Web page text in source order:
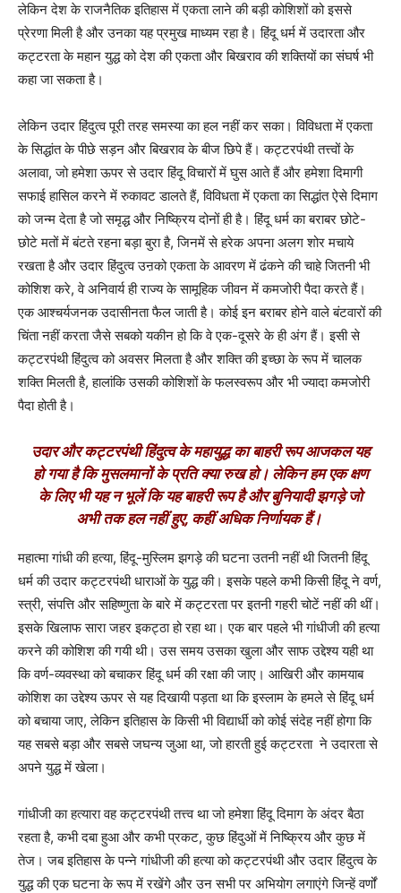
लेकिन देश के राजनैतिक इतिहास में एकता लाने की बड़ी कोशिशों को इससे
प्रेरणा मिली है और उनका यह प्रमुख माध्यम रहा है। हिंदू धर्म में उदारता और
कट्टरता के महान युद्ध को देश की एकता और बिखराव की शक्तियों का संघर्ष भी
कहा जा सकता है।
लेकिन उदार हिंदुत्व पूरी तरह समस्या का हल नहीं कर सका। विविधता में एकता
के सिद्धांत के पीछे सड़न और बिखराव के बीज छिपे हैं। कट्टरपंथी तत्त्वों के
अलावा, जो हमेशा ऊपर से उदार हिंदू विचारों में घुस आते हैं और हमेशा दिमागी
सफाई हासिल करने में रुकावट डालते हैं, विविधता में एकता का सिद्धांत ऐसे दिमाग
को जन्म देता है जो समृद्ध और निष्क्रिय दोनों ही है। हिंदू धर्म का बराबर छोटे-
छोटे मतों में बंटते रहना बड़ा बुरा है, जिनमें से हरेक अपना अलग शोर मचाये
रखता है और उदार हिंदुत्व उऩको एकता के आवरण में ढंकने की चाहे जितनी भी
कोशिश करे, वे अनिवार्य ही राज्य के सामूहिक जीवन में कमजोरी पैदा करते हैं।
एक आश्चर्यजनक उदासीनता फैल जाती है। कोई इन बराबर होने वाले बंटवारों की
चिंता नहीं करता जैसे सबको यकीन हो कि वे एक-दूसरे के ही अंग हैं। इसी से
कट्टरपंथी हिंदुत्व को अवसर मिलता है और शक्ति की इच्छा के रूप में चालक
शक्ति मिलती है, हालांकि उसकी कोशिशों के फलस्वरूप और भी ज्यादा कमजोरी
पैदा होती है।
उदार और कट्टरपंथी हिंदुत्व के महायुद्ध का बाहरी रूप आजकल यह
हो गया है कि मुसलमानों के प्रति क्या रुख हो। लेकिन हम एक क्षण
के लिए भी यह न भूलें कि यह बाहरी रूप है और बुनियादी झगड़े जो
अभी तक हल नहीं हुए, कहीं अधिक निर्णायक हैं।
महात्मा गांधी की हत्या, हिंदू-मुस्लिम झगड़े की घटना उतनी नहीं थी जितनी हिंदू
धर्म की उदार कट्टरपंथी धाराओं के युद्ध की। इसके पहले कभी किसी हिंदू ने वर्ण,
स्त्री, संपत्ति और सहिष्णुता के बारे में कट्टरता पर इतनी गहरी चोटें नहीं की थीं।
इसके खिलाफ सारा जहर इकट्ठा हो रहा था। एक बार पहले भी गांधीजी की हत्या
करने की कोशिश की गयी थी। उस समय उसका खुला और साफ उद्देश्य यही था
कि वर्ण-व्यवस्था को बचाकर हिंदू धर्म की रक्षा की जाए। आखिरी और कामयाब
कोशिश का उद्देश्य ऊपर से यह दिखायी पड़ता था कि इस्लाम के हमले से हिंदू धर्म
को बचाया जाए, लेकिन इतिहास के किसी भी विद्यार्धी को कोई संदेह नहीं होगा कि
यह सबसे बड़ा और सबसे जघन्य जुआ था, जो हारती हुई कट्टरता ने उदारता से
अपने युद्ध में खेला।
गांधीजी का हत्यारा वह कट्टरपंथी तत्त्व था जो हमेशा हिंदू दिमाग के अंदर बैठा
रहता है, कभी दबा हुआ और कभी प्रकट, कुछ हिंदुओं में निष्क्रिय और कुछ में
तेज। जब इतिहास के पन्ने गांधीजी की हत्या को कट्टरपंथी और उदार हिंदुत्व के
युद्ध की एक घटना के रूप में रखेंगे और उन सभी पर अभियोग लगाएंगे जिन्हें वर्णों